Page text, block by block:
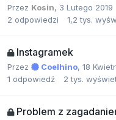
Przez Kosin, 3 Lutego 2019
2 odpowiedzi 1,2 tys.
Instagramek
Przez Coelhino, 18
1 odpowiedź 2 tys.
Problem z